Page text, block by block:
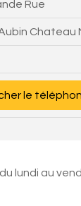
Rue
Chateau
le
lundi au